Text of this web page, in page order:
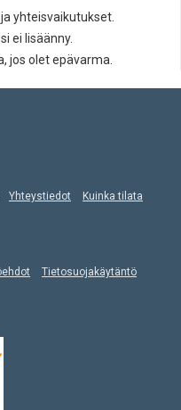
yhteisvaikutukset.
ei lisäänny.
jos olet epävarma.
Yhteystiedot Kuinka tilata
Tietosuojakäytäntö